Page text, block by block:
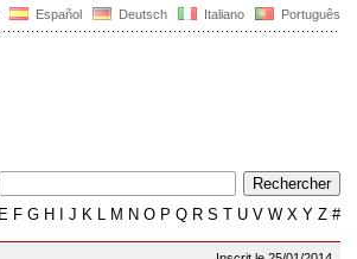
Español Deutsch Italiano Português
E F G H J K L M N O P Q R S T U V W X Y Z #